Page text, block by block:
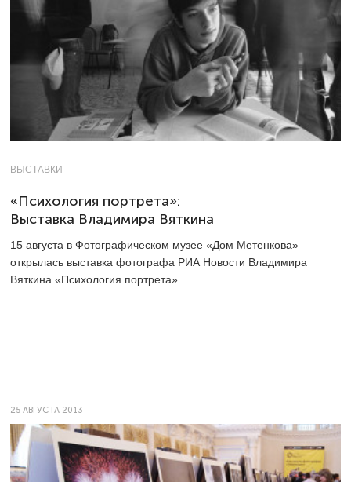
ВЫСТАВКИ
«Психология портрета»:
Выставка Владимира Вяткина
15 августа в Фотографическом музее «Дом Метенкова»
открылась выставка фотографа РИА Новости Владимира
Вяткина «Психология портрета».
25 АВГУСТА 2013